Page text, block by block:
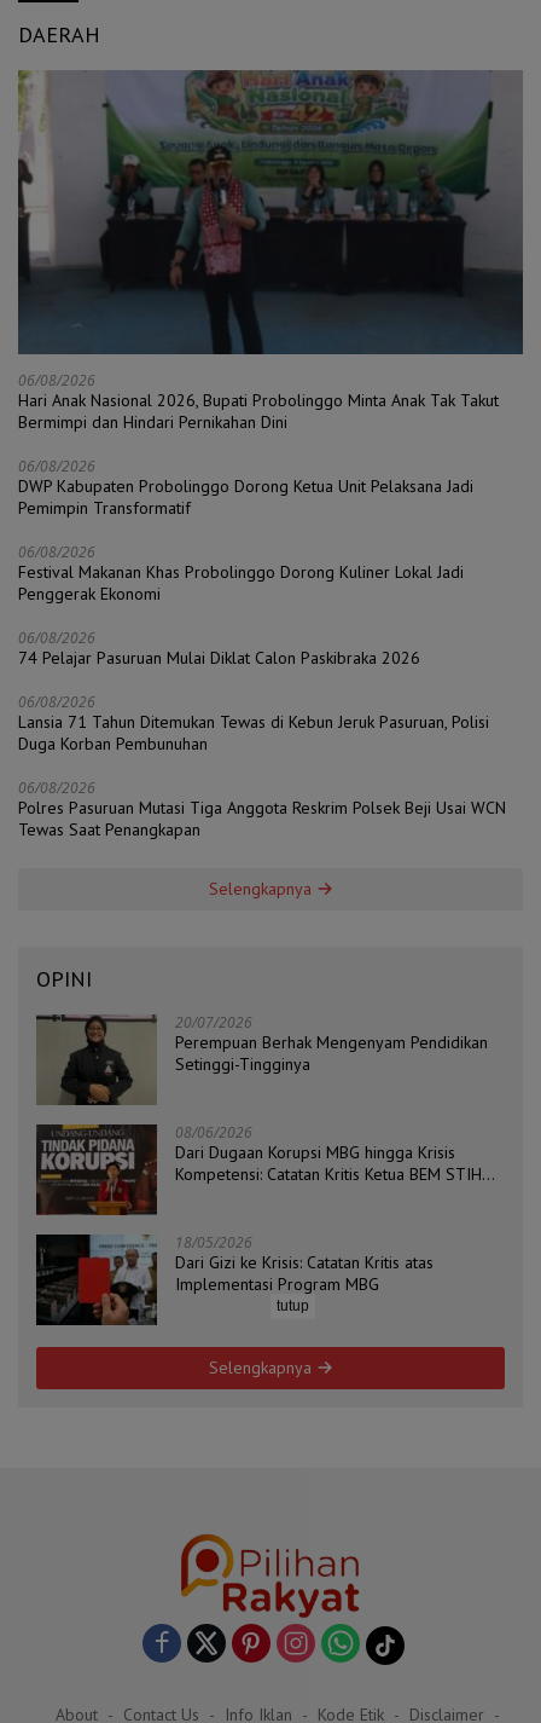
DAERAH
06/08/2026
Hari Anak Nasional 2026, Bupati Probolinggo Minta Anak Tak Takut
Bermimpi dan Hindari Pernikahan Dini
06/08/2026
DWP Kabupaten Probolinggo Dorong Ketua Unit Pelaksana Jadi
Pemimpin Transformatif
06/08/2026
Festival Makanan Khas Probolinggo Dorong Kuliner Lokal Jadi
Penggerak Ekonomi
06/08/2026
74 Pelajar Pasuruan Mulai Diklat Calon Paskibraka 2026
06/08/2026
Lansia 71 Tahun Ditemukan Tewas di Kebun Jeruk Pasuruan, Polisi
Duga Korban Pembunuhan
06/08/2026
Polres Pasuruan Mutasi Tiga Anggota Reskrim Polsek Beji Usai WCN
Tewas Saat Penangkapan
Selengkapnya
OPINI
20/07/2026
Perempuan Berhak Mengenyam Pendidikan
Setinggi-Tingginya
08/06/2026
Dari Dugaan Korupsi MBG hingga Krisis
Kompetensi: Catatan Kritis Ketua BEM STIH
18/05/2026
Dari Gizi ke Krisis: Catatan Kritis atas
Implementasi Program MBG
Selengkapnya
About Contact Us Info Iklan Kode Etik Disclaimer
tutup